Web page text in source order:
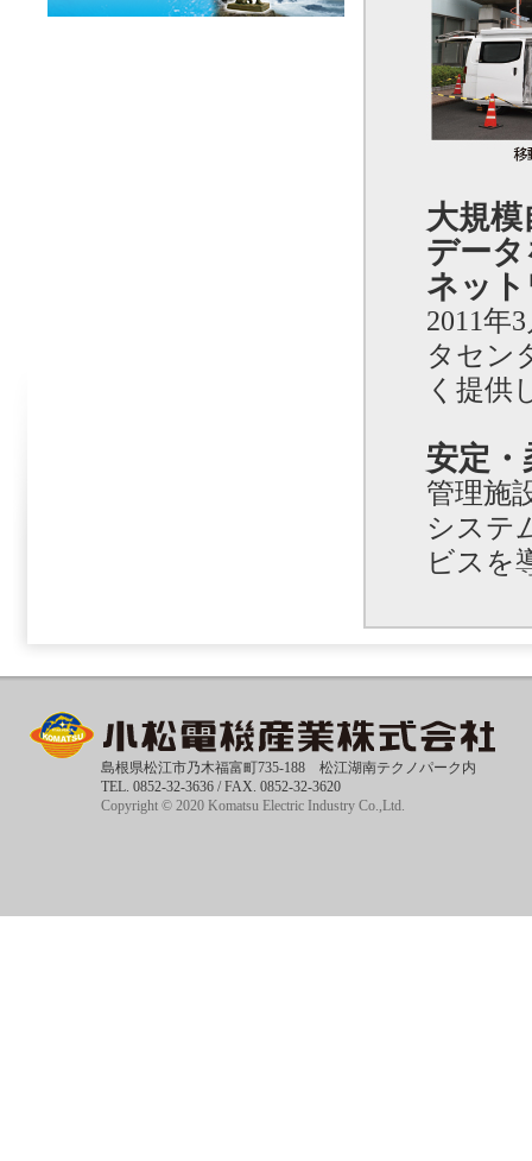
大規
デー
ネッ
2011年
タセン
く提供
安定・
管理施
システ
ビスを
島根県松江市乃木福富町735-188 松江湖南テクノパーク内
TEL. 0852-32-3636 / FAX. 0852-32-3620
Copyright © 2020 Komatsu Electric Industry Co.,Ltd.